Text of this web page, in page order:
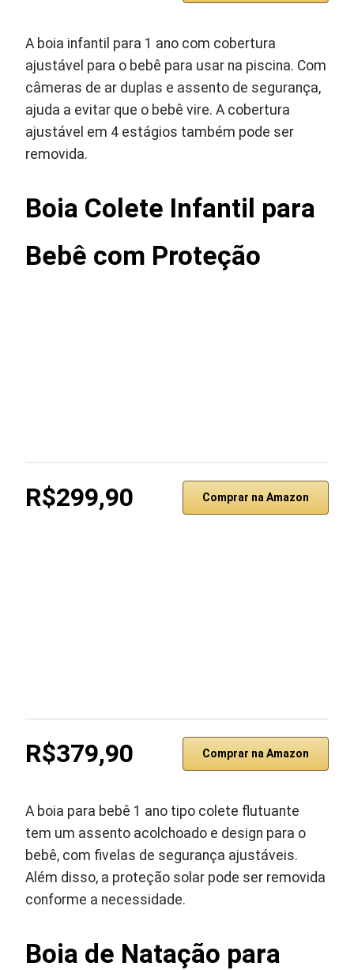
A boia infantil para 1 ano com cobertura
ajustável para o bebê para usar na piscina. Com
câmeras de ar duplas e assento de segurança,
ajuda a evitar que o bebê vire. A cobertura
ajustável em 4 estágios também pode ser
removida.
Boia Colete Infantil para
Bebê com Proteção
R$299,90 Comprar na Amazon
R$379,90 Comprar na Amazon
A boia para bebê 1 ano tipo colete flutuante
tem um assento acolchoado e design para o
bebê, com fivelas de segurança ajustáveis.
Além disso, a proteção solar pode ser removida
conforme a necessidade.
Boia de Natação para